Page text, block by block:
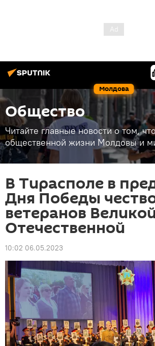
Молдова
Общество
Читайте главные новости о том,
общественной жизни Молдовы и
В Тирасполе в
Дня Победы
ветеранов
Отечественной
10:02 06.05.2023